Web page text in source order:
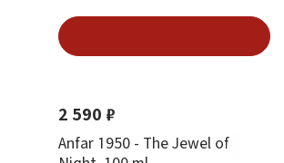
2 590 ₽
Anfar 1950 - The Jewel of